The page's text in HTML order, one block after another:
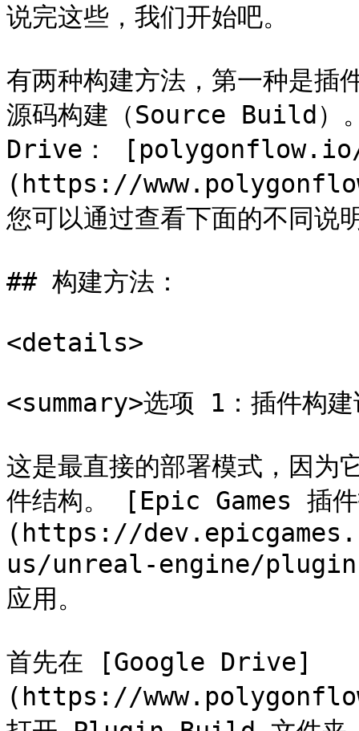
说完这些，我们开始吧。
有两种构建方法，第一种是
源码构建（Source Build）
Drive：
(https://
您可以通过查看下面的不同说
## 构建方法：
<details>
<summary>选项 1：插件构
这是最直接的部署模式，因
件结构。 [Epic Games 插
(https://
us/unreal-engine/
应用。
首先在 [Google Drive]
(https://